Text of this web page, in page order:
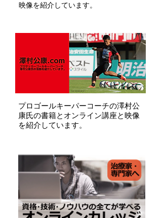
映像を紹介しています。
​プロゴールキーパーコーチの澤村公
康氏の書籍とオンライン講座と映像
を紹介しています。